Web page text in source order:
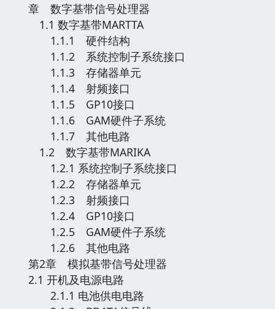
章 数字基带信号处理器
1.1 数字基带MARTTA
1.1.1 硬件结构
1.1.2 系统控制子系统接口
1.1.3 存储器单元
1.1.4 射频接口
1.1.5 GP10接口
1.1.6 GAM硬件子系统
1.1.7 其他电路
1.2 数字基带MARIKA
1.2.1 系统控制子系统接口
1.2.2 存储器单元
1.2.3 射频接口
1.2.4 GP10接口
1.2.5 GAM硬件子系统
1.2.6 其他电路
第2章 模拟基带信号处理器
2.1 开机及电源电路
2.1.1 电池供电电路